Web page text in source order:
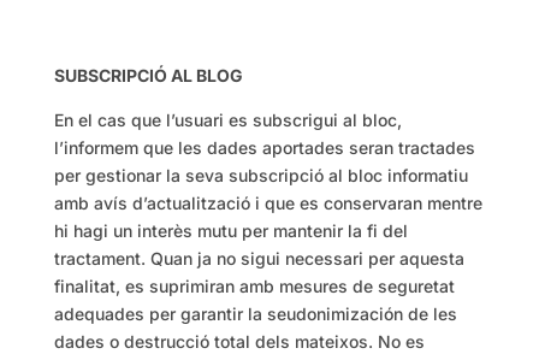
SUBSCRIPCIÓ AL BLOG
En el cas que l’usuari es subscrigui al bloc,
l’informem que les dades aportades seran tractades
per gestionar la seva subscripció al bloc informatiu
amb avís d’actualització i que es conservaran mentre
hi hagi un interès mutu per mantenir la fi del
tractament. Quan ja no sigui necessari per aquesta
finalitat, es suprimiran amb mesures de seguretat
adequades per garantir la seudonimización de les
dades o destrucció total dels mateixos. No es